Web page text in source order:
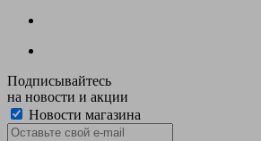
Подписывайтесь
на новости и акции
Новости магазина